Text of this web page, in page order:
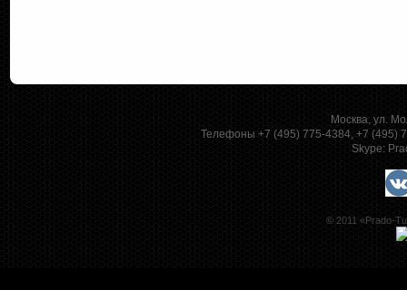
Москва, ул.
Телефоны +7 (495) 775-4384, +7 (495)
Skype:
© 2011 «Prado-